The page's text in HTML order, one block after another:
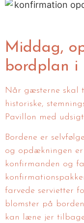
Middag,
bordplan i
Når gæsterne skal
historiske,
Pavillon med
Bordene er
og opdækningen
konfirmanden og
farvede servietter
blomster på
kan læne jer